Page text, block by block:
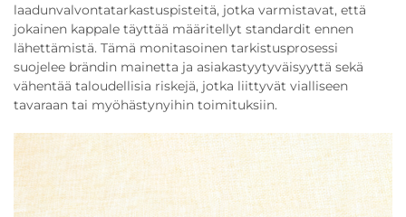
laadunvalvontatarkastuspisteitä, jotka varmistavat, että
jokainen kappale täyttää määritellyt standardit ennen
lähettämistä. Tämä monitasoinen tarkistusprosessi
suojelee brändin mainetta ja asiakastyytyväisyyttä sekä
vähentää taloudellisia riskejä, jotka liittyvät vialliseen
tavaraan tai myöhästynyihin toimituksiin.